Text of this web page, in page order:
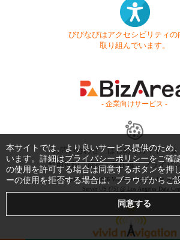
びびなびはアクセシビリティの
取り組んでいます。
- 企業向けサービス -
お問い合わせ はじめてガイド
よ
利用規約
商標・著作権 プライバ
Copyright © 1999-2026 Vivid Navigation, Inc. All
Server US (75) @ Los Angeles Data
本サイトでは、より良いサービス提供のため
います。詳細はプライバシーポリシーをご確
の使用を許可する場合は同意するボタンを押
ーの使用を拒否する場合は、ブラウザからご